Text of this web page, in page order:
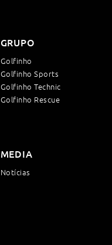
GRUPO
Golfinho
Golfinho Sports
Golfinho Technic
Golfinho Rescue
MEDIA
Notícias